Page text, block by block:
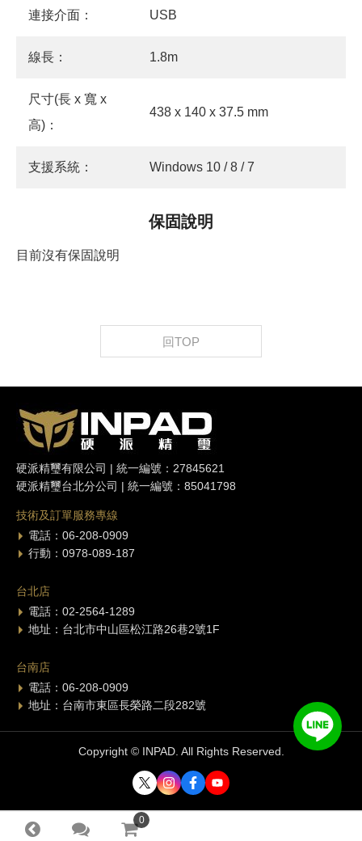
0
連接介面： USB
線長： 1.8m
尺寸(長 x 寬 x
高)：
438 x 140 x 37.5 mm
支援系統： Windows 10 / 8 / 7
保固說明
目前沒有保固說明
回TOP
硬派精璽有限公司 | 統一編號：27845621
硬派精璽台北分公司 | 統一編號：85041798
技術及訂單服務專線
電話：06-208-0909
行動：0978-089-187
台北店
電話：02-2564-1289
地址：台北市中山區松江路26巷2號1F
台南店
電話：06-208-0909
地址：台南市東區長榮路二段282號
Copyright © INPAD. All Rights Reserved.